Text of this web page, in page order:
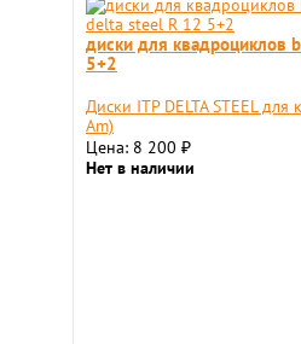
диски для квадроциклов
5+2
Диски ITP DELTA STEEL
Am)
Цена: 8 200 ₽
Нет в наличии